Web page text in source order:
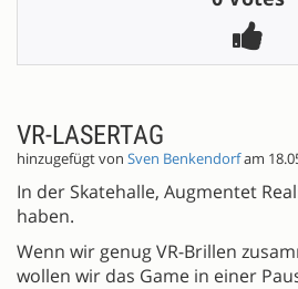
VR-LASERTAG
hinzugefügt von Sven Benkendorfam
In der Skatehalle, Augmentet
haben.
Wenn wir genug VR-Brillen
wollen wir das Game in einer